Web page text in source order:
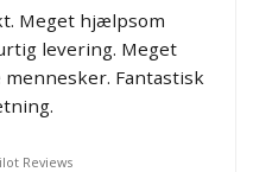
Meget hjælpsom
levering. Meget
Fantastisk
Reviews